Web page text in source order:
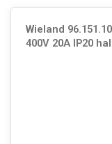
Wieland
400V 20A IP20